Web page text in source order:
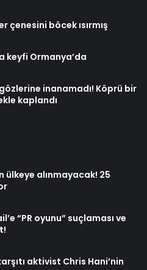
çenesini böcek ısırmış
keyfi Ormanya’da
inanamadı! Köprü bir
kaplandı
ülkeye alınmayacak! 25
“PR oyunu” suçlaması ve
aktivist Chris Hani’nin